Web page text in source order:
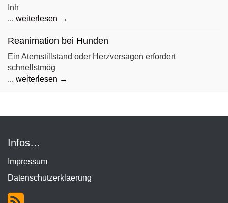
Inh
... weiterlesen →
Reanimation bei Hunden
Ein Atemstillstand oder Herzversagen erfordert
schnellstmög
... weiterlesen →
Infos…
Impressum
Datenschutzerklaerung